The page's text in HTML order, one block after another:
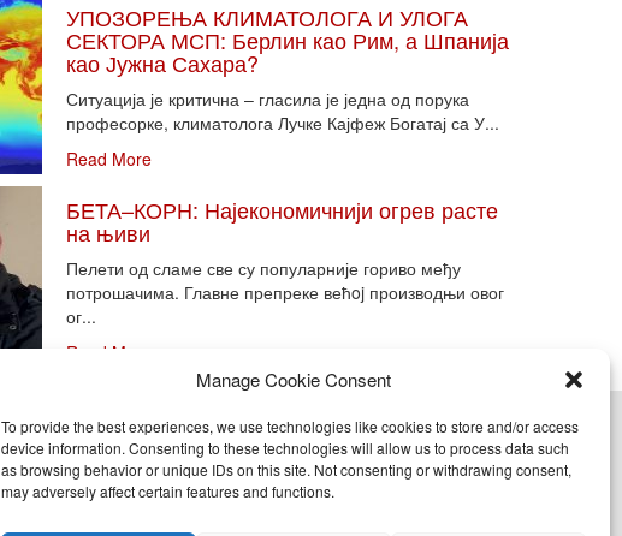
Manage Cookie Consent
To provide the best experiences, we use technologies like cookies to store and/or access
device information. Consenting to these technologies will allow us to process data such
as browsing behavior or unique IDs on this site. Not consenting or withdrawing consent,
may adversely affect certain features and functions.
УПОЗОРЕЊА КЛИМАТОЛОГА И УЛОГА
СЕКТОРА МСП: Берлин као Рим, а Шпанија
као Јужна Сахара?
Ситуација је критична – гласила је једна од порука
професорке, климатолога Лучке Кајфеж Богатај са У...
Read More
БЕТА–КОРН: Најекономичнији огрев расте
на њиви
Пелети од сламе све су популарније гориво међу
потрошачима. Главне препреке већoj производњи овог
ог...
Read More
Cookie Policy (EU)